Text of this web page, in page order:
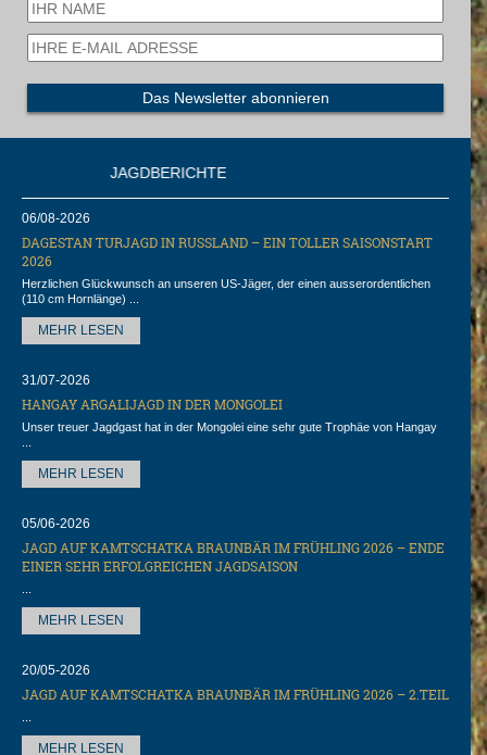
JAGDBERICHTE
06/08-2026
DAGESTAN TURJAGD IN RUSSLAND – EIN TOLLER SAISONSTART
2026
Herzlichen Glückwunsch an unseren US-Jäger, der einen ausserordentlichen
(110 cm Hornlänge) ...
MEHR LESEN
31/07-2026
HANGAY ARGALIJAGD IN DER MONGOLEI
Unser treuer Jagdgast hat in der Mongolei eine sehr gute Trophäe von Hangay
MEHR LESEN
05/06-2026
JAGD AUF KAMTSCHATKA BRAUNBÄR IM FRÜHLING 2026 – ENDE
EINER SEHR ERFOLGREICHEN JAGDSAISON
MEHR LESEN
20/05-2026
JAGD AUF KAMTSCHATKA BRAUNBÄR IM FRÜHLING 2026 – 2.TEIL
MEHR LESEN